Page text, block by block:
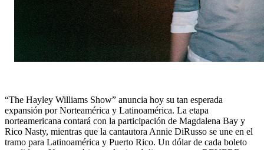
“The Hayley Williams Show” anuncia hoy su tan esperada
expansión por Norteamérica y Latinoamérica. La etapa
norteamericana contará con la participación de Magdalena Bay y
Rico Nasty, mientras que la cantautora Annie DiRusso se une en el
tramo para Latinoamérica y Puerto Rico. Un dólar de cada boleto